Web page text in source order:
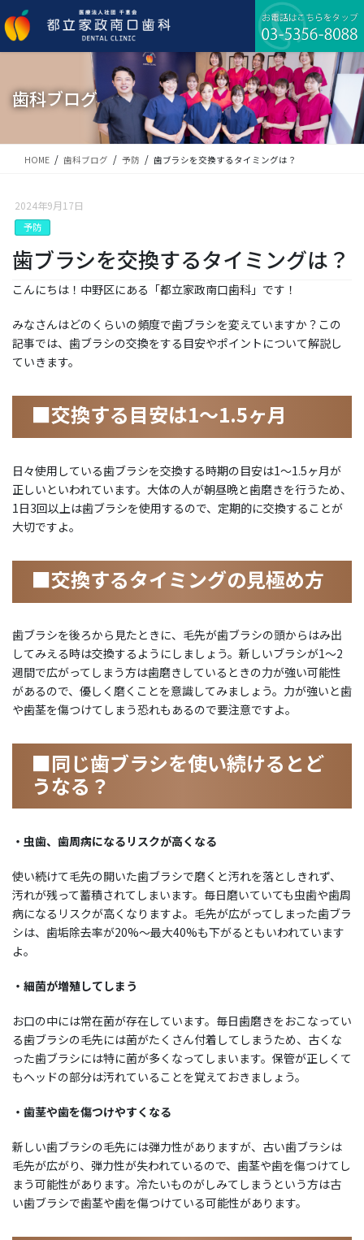
ン
テ
ビ
ゲ
移
歯科ブログ
HOME 歯科ブログ 予防 歯ブラシを交換するタイミングは？
2024年9月17日
予防
歯ブラシを交換するタイミングは？
こんにちは！中野区にある「都立家政南口歯科」です！
みなさんはどのくらいの頻度で歯ブラシを変えていますか？この
記事では、歯ブラシの交換をする目安やポイントについて解説し
ていきます。
■交換する目安は1～1.5ヶ月
日々使用している歯ブラシを交換する時期の目安は1～1.5ヶ月が
正しいといわれています。大体の人が朝昼晩と歯磨きを行うため、
1日3回以上は歯ブラシを使用するので、定期的に交換することが
大切ですよ。
■交換するタイミングの見極め方
歯ブラシを後ろから見たときに、毛先が歯ブラシの頭からはみ出
してみえる時は交換するようにしましょう。新しいブラシが1〜2
週間で広がってしまう方は歯磨きしているときの力が強い可能性
があるので、優しく磨くことを意識してみましょう。力が強いと歯
や歯茎を傷つけてしまう恐れもあるので要注意ですよ。
■同じ歯ブラシを使い続けるとど
うなる？
・虫歯、歯周病になるリスクが高くなる
使い続けて毛先の開いた歯ブラシで磨くと汚れを落としきれず、
汚れが残って蓄積されてしまいます。毎日磨いていても虫歯や歯周
病になるリスクが高くなりますよ。毛先が広がってしまった歯ブラ
シは、歯垢除去率が20%〜最大40%も下がるともいわれています
よ。
・細菌が増殖してしまう
お口の中には常在菌が存在しています。毎日歯磨きをおこなってい
る歯ブラシの毛先には菌がたくさん付着してしまうため、古くな
った歯ブラシには特に菌が多くなってしまいます。保管が正しくて
もヘッドの部分は汚れていることを覚えておきましょう。
・歯茎や歯を傷つけやすくなる
新しい歯ブラシの毛先には弾力性がありますが、古い歯ブラシは
毛先が広がり、弾力性が失われているので、歯茎や歯を傷つけてし
まう可能性があります。冷たいものがしみてしまうという方は古
い歯ブラシで歯茎や歯を傷つけている可能性があります。